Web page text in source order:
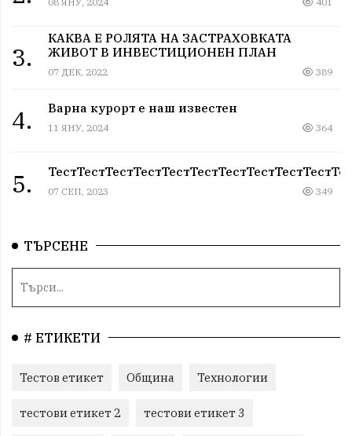
3.
КАКВА Е РОЛЯТА НА ЗАСТРАХОВКАТА
ЖИВОТ В ИНВЕСТИЦИОНЕН ПЛАН
07 ДЕК, 2022 389
4. Варна курорт е наш известен
11 ЯНУ, 2024 364
5. 07 СЕП, 2023 349
ТЪРСЕНЕ
# ЕТИКЕТИ
Тестов етикет Община Технологии
тестови етикет 2 тестови етикет 3